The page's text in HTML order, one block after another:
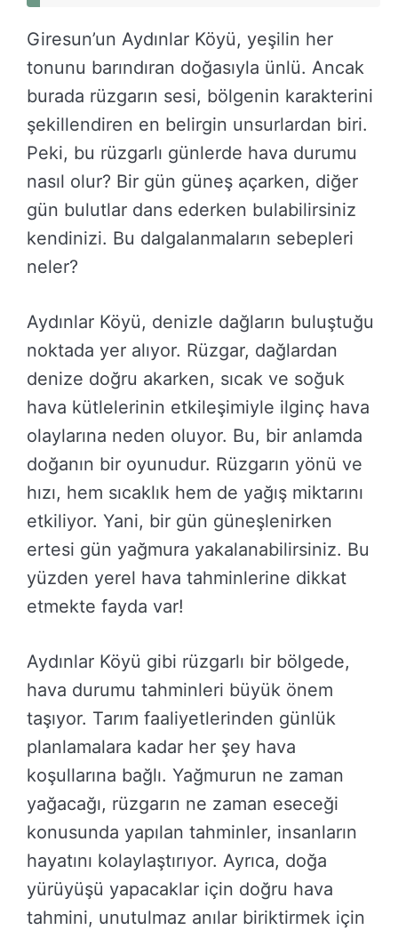
Giresun’un Aydınlar Köyü, yeşilin her
tonunu barındıran doğasıyla ünlü. Ancak
burada rüzgarın sesi, bölgenin karakterini
şekillendiren en belirgin unsurlardan biri.
Peki, bu rüzgarlı günlerde hava durumu
nasıl olur? Bir gün güneş açarken, diğer
gün bulutlar dans ederken bulabilirsiniz
kendinizi. Bu dalgalanmaların sebepleri
neler?
Aydınlar Köyü, denizle dağların buluştuğu
noktada yer alıyor. Rüzgar, dağlardan
denize doğru akarken, sıcak ve soğuk
hava kütlelerinin etkileşimiyle ilginç hava
olaylarına neden oluyor. Bu, bir anlamda
doğanın bir oyunudur. Rüzgarın yönü ve
hızı, hem sıcaklık hem de yağış miktarını
etkiliyor. Yani, bir gün güneşlenirken
ertesi gün yağmura yakalanabilirsiniz. Bu
yüzden yerel hava tahminlerine dikkat
etmekte fayda var!
Aydınlar Köyü gibi rüzgarlı bir bölgede,
hava durumu tahminleri büyük önem
taşıyor. Tarım faaliyetlerinden günlük
planlamalara kadar her şey hava
koşullarına bağlı. Yağmurun ne zaman
yağacağı, rüzgarın ne zaman eseceği
konusunda yapılan tahminler, insanların
hayatını kolaylaştırıyor. Ayrıca, doğa
yürüyüşü yapacaklar için doğru hava
tahmini, unutulmaz anılar biriktirmek için